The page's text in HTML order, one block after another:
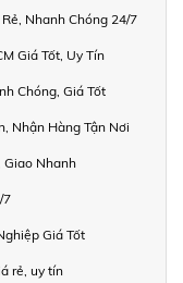
Nhanh Chóng 24/7
Giá Tốt, Uy Tín
Chóng, Giá Tốt
Nhận Hàng Tận Nơi
Giao Nhanh
7
Giá Tốt
rẻ, uy tín